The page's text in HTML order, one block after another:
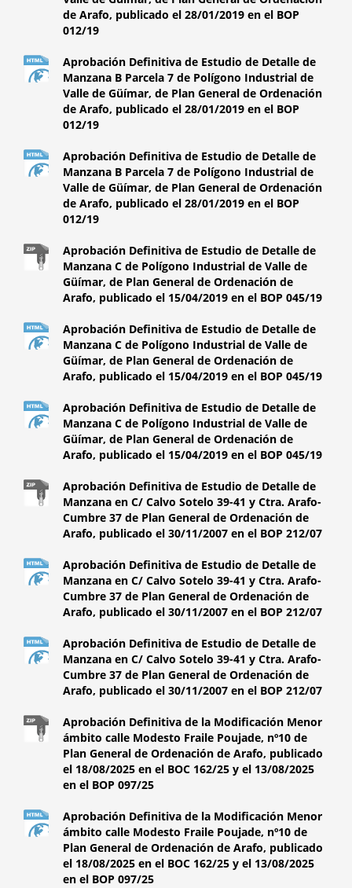
de Arafo, publicado el 28/01/2019 en el BOP
012/19
Aprobación Definitiva de Estudio de Detalle de
Manzana B Parcela 7 de Polígono Industrial de
Valle de Güímar, de Plan General de Ordenación
de Arafo, publicado el 28/01/2019 en el BOP
012/19
Aprobación Definitiva de Estudio de Detalle de
Manzana B Parcela 7 de Polígono Industrial de
Valle de Güímar, de Plan General de Ordenación
de Arafo, publicado el 28/01/2019 en el BOP
012/19
Aprobación Definitiva de Estudio de Detalle de
Manzana C de Polígono Industrial de Valle de
Güímar, de Plan General de Ordenación de
Arafo, publicado el 15/04/2019 en el BOP 045/19
Aprobación Definitiva de Estudio de Detalle de
Manzana C de Polígono Industrial de Valle de
Güímar, de Plan General de Ordenación de
Arafo, publicado el 15/04/2019 en el BOP 045/19
Aprobación Definitiva de Estudio de Detalle de
Manzana C de Polígono Industrial de Valle de
Güímar, de Plan General de Ordenación de
Arafo, publicado el 15/04/2019 en el BOP 045/19
Aprobación Definitiva de Estudio de Detalle de
Manzana en C/ Calvo Sotelo 39-41 y Ctra. Arafo-
Cumbre 37 de Plan General de Ordenación de
Arafo, publicado el 30/11/2007 en el BOP 212/07
Aprobación Definitiva de Estudio de Detalle de
Manzana en C/ Calvo Sotelo 39-41 y Ctra. Arafo-
Cumbre 37 de Plan General de Ordenación de
Arafo, publicado el 30/11/2007 en el BOP 212/07
Aprobación Definitiva de Estudio de Detalle de
Manzana en C/ Calvo Sotelo 39-41 y Ctra. Arafo-
Cumbre 37 de Plan General de Ordenación de
Arafo, publicado el 30/11/2007 en el BOP 212/07
Aprobación Definitiva de la Modificación Menor
ámbito calle Modesto Fraile Poujade, nº10 de
Plan General de Ordenación de Arafo, publicado
el 18/08/2025 en el BOC 162/25 y el 13/08/2025
en el BOP 097/25
Aprobación Definitiva de la Modificación Menor
ámbito calle Modesto Fraile Poujade, nº10 de
Plan General de Ordenación de Arafo, publicado
el 18/08/2025 en el BOC 162/25 y el 13/08/2025
en el BOP 097/25